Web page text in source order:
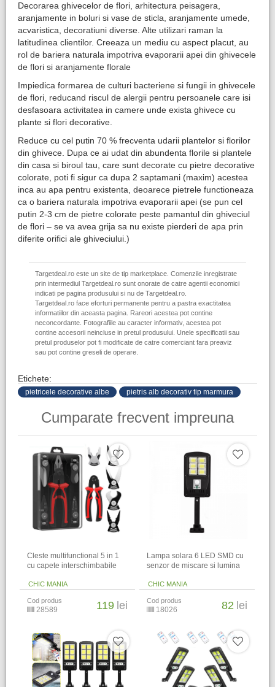
Decorarea ghivecelor de flori, arhitectura peisagera,
aranjamente in boluri si vase de sticla, aranjamente umede,
acvaristica, decoratiuni diverse. Alte utilizari raman la
latitudinea clientilor. Creeaza un mediu cu aspect placut, au
rol de bariera naturala impotriva evaporarii apei din ghivecele
de flori si aranjamente florale
Impiedica formarea de culturi bacteriene si fungii in ghivecele
de flori, reducand riscul de alergii pentru persoanele care isi
desfasoara activitatea in camere unde exista ghivece cu
plante si flori decorative.
Reduce cu cel putin 70 % frecventa udarii plantelor si florilor
din ghivece. Dupa ce ai udat din abundenta florile si plantele
din casa si biroul tau, care sunt decorate cu pietre decorative
colorate, poti fi sigur ca dupa 2 saptamani (maxim) acestea
inca au apa pentru existenta, deoarece pietrele functioneaza
ca o bariera naturala impotriva evaporarii apei (se pun cel
putin 2-3 cm de pietre colorate peste pamantul din ghiveciul
de flori – se va avea grija sa nu existe pierderi de apa prin
diferite orifici ale ghiveciului.)
Targetdeal.ro este un site de tip marketplace. Comenzile inregistrate
prin intermediul Targetdeal.ro sunt onorate de catre agentii economici
indicati pe pagina produsului si nu de Targetdeal.ro.
Targetdeal.ro face eforturi permanente pentru a pastra exactitatea
informatiilor din aceasta pagina. Rareori acestea pot contine
neconcordante. Fotografiile au caracter informativ, acestea pot
contine accesorii neincluse in pretul produsului. Unele specificatii sau
pretul produselor pot fi modificate de catre comerciant fara preaviz
sau pot contine greseli de operare.
Etichete:
pietricele decorative albe pietris alb decorativ tip marmura
Cumparate frecvent impreuna
Cleste multifunctional 5 in 1
cu capete interschimbabile
CHIC MANIA
Cod produs
28589 119 lei
Lampa solara 6 LED SMD cu
senzor de miscare si lumina
CHIC MANIA
Cod produs
18026 82 lei